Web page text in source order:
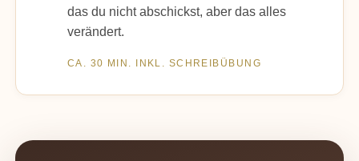
das du nicht abschickst, aber das alles
verändert.
CA. 30 MIN. INKL. SCHREIBÜBUNG